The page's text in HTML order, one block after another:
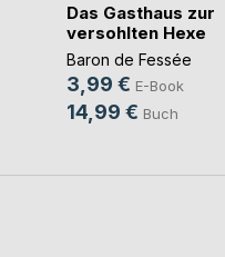
Das Gasthaus zur
versohlten Hexe
Baron de Fessée
3,99 € E-Book
14,99 € Buch